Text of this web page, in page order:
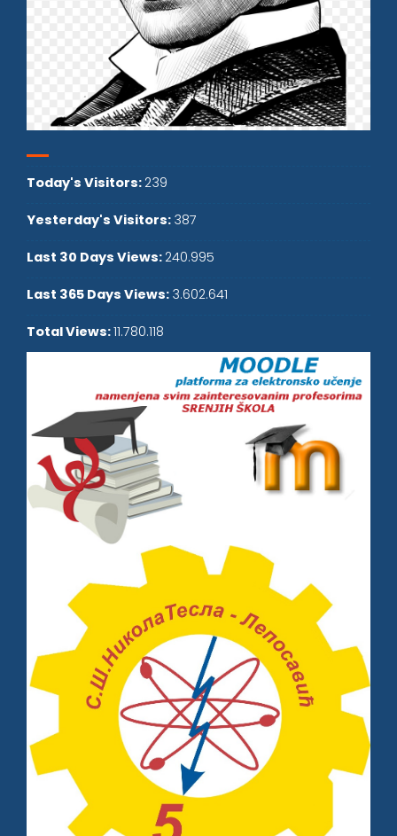
Today's Visitors: 239
Yesterday's Visitors: 387
Last 30 Days Views: 240.995
Last 365 Days Views: 3.602.641
Total Views:11.780.118